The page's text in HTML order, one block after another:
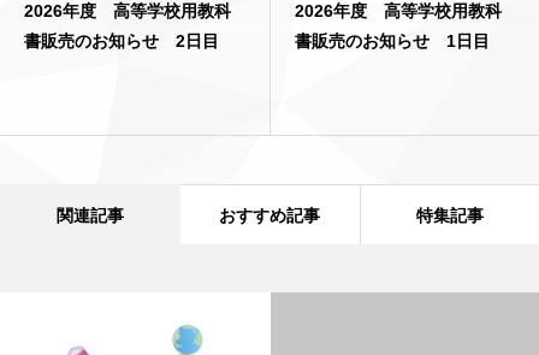
2026年度 高等学校用教科
書販売のお知らせ 2日目
2026年度 高等学校用教科
書販売のお知らせ 1日目
関連記事 おすすめ記事 特集記事